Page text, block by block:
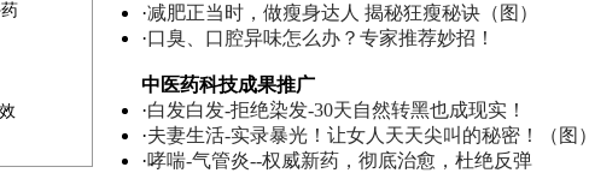
·减肥正当时，做瘦身达人 揭秘狂瘦秘诀（图）
·口臭、口腔异味怎么办？专家推荐妙招！
中医药科技成果推广
·白发白发-拒绝染发-30天自然转黑也成现实！
·夫妻生活-实录暴光！让女人天天尖叫的秘密！（图）
·哮喘-气管炎--权威新药，彻底治愈，杜绝反弹